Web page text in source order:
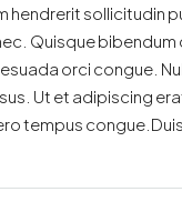
hendrerit sollicitudin
Quisque bibendum
orci congue.
Ut et adipiscing
tempus